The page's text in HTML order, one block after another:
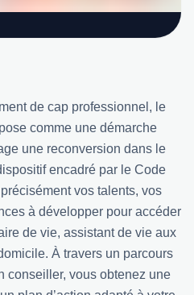
de cap professionnel, le
comme une démarche
une reconversion dans le
encadré par le Code
vos talents, vos
à développer pour accéder
de vie, assistant de vie aux
À travers un parcours
conseiller, vous obtenez une